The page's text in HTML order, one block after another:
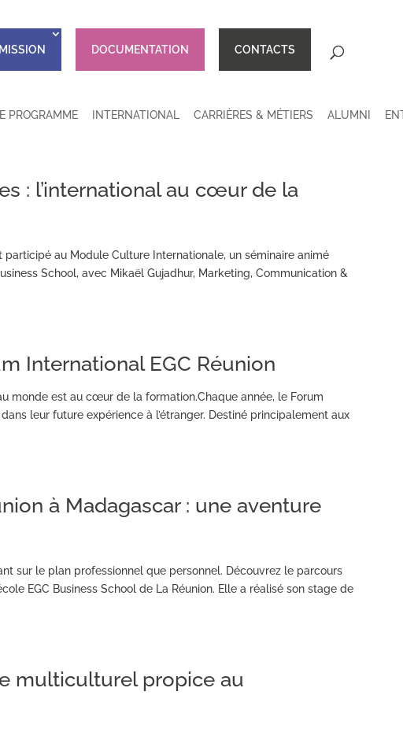
DOCUMENTATION CONTACTS
PROGRAMME INTERNATIONAL CARRIÈRES & MÉTIERS ALUMNI
: l’international au cœur de la
participé au Module Culture Internationale, un séminaire animé
School, avec Mikaël Gujadhur, Marketing, Communication &
International EGC Réunion
monde est au cœur de la formation.Chaque année, le Forum
leur future expérience à l’étranger. Destiné principalement aux
à Madagascar : une aventure
sur le plan professionnel que personnel. Découvrez le parcours
EGC Business School de La Réunion. Elle a réalisé son stage de
multiculturel propice au